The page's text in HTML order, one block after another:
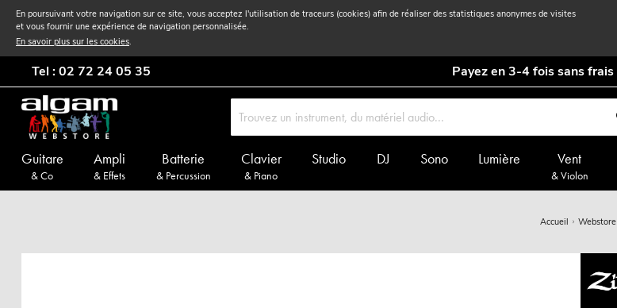
En poursuivant votre navigation sur ce site, vous acceptez l'utilisation de traceurs (cookies) afin de réaliser des statistiques anonymes de visites
et vous fournir une expérience de navigation personnalisée.
En savoir plus sur les cookies.
Tel : 02 72 24 05 35 Payez en 3-4 fois sans frais
Guitare
& Co
Ampli
& Effets
Batterie
& Percussion
Clavier
& Piano
Studio DJ Sono Lumière Vent
& Violon
Accueil Webstore